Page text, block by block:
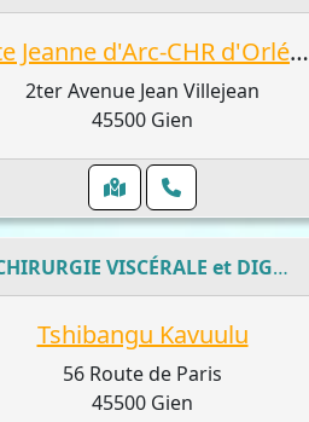
Site Jeanne d'Arc-CHR d'Orléans : Aouina Ghada, Eyraud Quentin
2ter Avenue Jean Villejean
45500 Gien
CHIRURGIE VISCÉRALE et DIGESTIVE
Tshibangu Kavuulu
56 Route de Paris
45500 Gien